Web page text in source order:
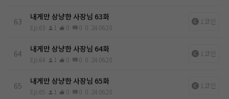
63 내게만 상냥한 사장님 63화
Ep.63 1 0 0 0 24.06.20
1코인
64 내게만 상냥한 사장님 64화
Ep.64 1 0 0 0 24.06.20
1코인
65 내게만 상냥한 사장님 65화
Ep.65 1 0 0 0 24.06.20
1코인